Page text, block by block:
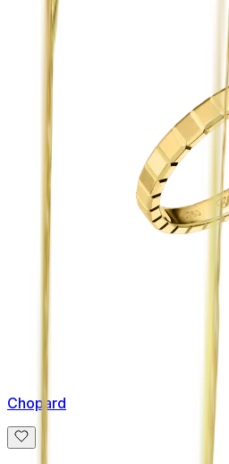
Chopard